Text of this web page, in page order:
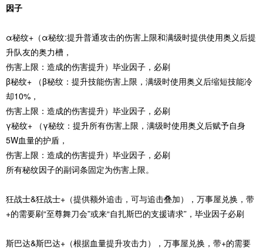
因子
α秘纹+（α秘纹:提升普通攻击的伤害上限和满级时提供使用奥义后提
升队友的奥力槽，
伤害上限：造成的伤害提升）毕业因子，必刷
β秘纹+ （β秘纹：提升技能伤害上限，满级时使用奥义后缩短技能冷
却10%，
伤害上限：造成的伤害提升）毕业因子，必刷
γ秘纹+ （γ秘纹：提升所有伤害上限，满级时使用奥义后赋予自身
5W血量的护盾，
伤害上限：造成的伤害提升）毕业因子，必刷
所有秘纹因子的副词条固定为伤害上限。
狂战士&狂战士+（提供额外追击，可与追击叠加），万事屋兑换，带
+的需要刷“至尊舞刀会”或来“自扎斯巴的支援请求”，毕业因子必刷
斯巴达&斯巴达+（根据血量提升攻击力），万事屋兑换，带+的需要